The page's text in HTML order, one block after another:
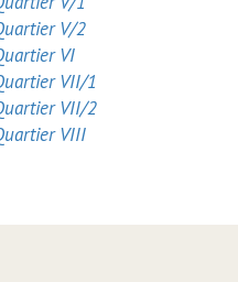
V/2
VI
VII/1
VII/2
VIII